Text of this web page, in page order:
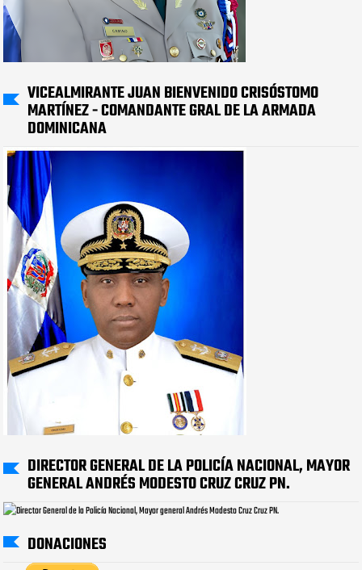
VICEALMIRANTE JUAN BIENVENIDO CRISÓSTOMO
MARTÍNEZ - COMANDANTE GRAL DE LA ARMADA
DOMINICANA
DIRECTOR GENERAL DE LA POLICÍA NACIONAL, MAYOR
GENERAL ANDRÉS MODESTO CRUZ CRUZ PN.
DONACIONES